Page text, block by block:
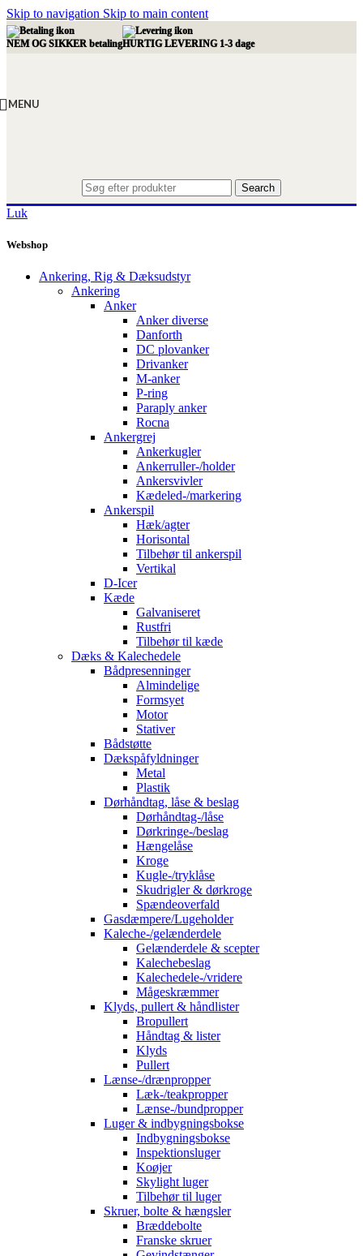
Skip to navigation Skip to main content
NEM OG SIKKER betalingHURTIG LEVERING 1-3 dage
MENU
Search
Luk
Webshop
Ankering, Rig & Dæksudstyr
Ankering
Anker
Anker diverse
Danforth
DC plovanker
Drivanker
M-anker
P-ring
Paraply anker
Rocna
Ankergrej
Ankerkugler
Ankerruller-/holder
Ankersvivler
Kædeled-/markering
Ankerspil
Hæk/agter
Horisontal
Tilbehør til ankerspil
Vertikal
D-Icer
Kæde
Galvaniseret
Rustfri
Tilbehør til kæde
Dæks & Kalechedele
Bådpresenninger
Almindelige
Formsyet
Motor
Stativer
Bådstøtte
Dækspåfyldninger
Metal
Plastik
Dørhåndtag, låse & beslag
Dørhåndtag-/låse
Dørkringe-/beslag
Hængelåse
Kroge
Kugle-/tryklåse
Skudrigler & dørkroge
Spændeoverfald
Gasdæmpere/Lugeholder
Kaleche-/gelænderdele
Gelænderdele & scepter
Kalechebeslag
Kalechedele-/vridere
Mågeskræmmer
Klyds, pullert & håndlister
Bropullert
Håndtag & lister
Klyds
Pullert
Lænse-/drænpropper
Læk-/teakpropper
Lænse-/bundpropper
Luger & indbygningsbokse
Indbygningsbokse
Inspektionsluger
Koøjer
Skylight luger
Tilbehør til luger
Skruer, bolte & hængsler
Bræddebolte
Franske skruer